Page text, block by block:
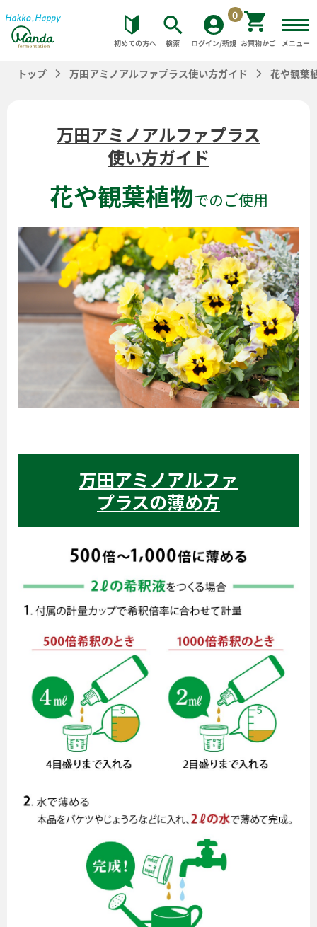
初めての方へ 検索 ログイン/新規お買物かご
0
メニュー
トップ 万田アミノアルファプラス使い方ガイド 花や観葉
万田アミノアルファプラス
使い方ガイド
花や観葉植物でのご使用
万田アミノアルファ
プラスの薄め方